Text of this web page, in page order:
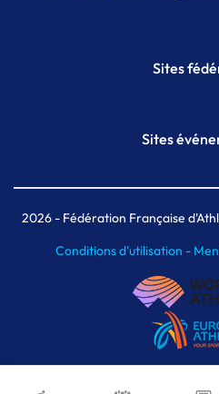
Sites
Plateforme
Sites
Meeting de
MAIF Ekiden
2026- Fédération Française
Conditions d'utilisation -